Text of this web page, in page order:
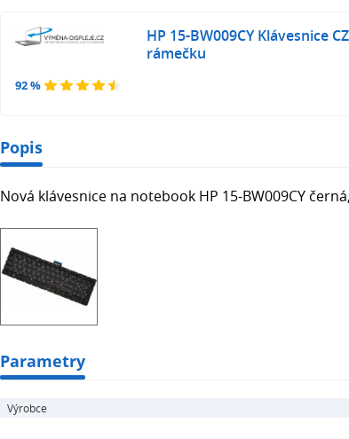
92 %
HP 15-BW009CY Klávesnice
rámečku
Popis
Nová klávesnice na notebook HP 15-BW009CY
Parametry
Výrobce